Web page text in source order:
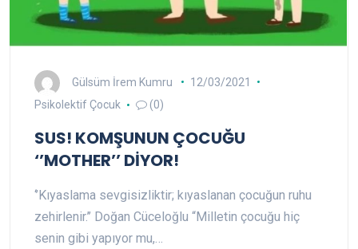
Gülsüm İrem Kumru
12/03/2021
Psikolektif Çocuk
(0)
SUS! KOMŞUNUN ÇOCUĞU
‘’MOTHER’’ DİYOR!
‘’Kıyaslama sevgisizliktir; kıyaslanan çocuğun ruhu
zehirlenir.’’ Doğan Cüceloğlu “Milletin çocuğu hiç
senin gibi yapıyor mu,…